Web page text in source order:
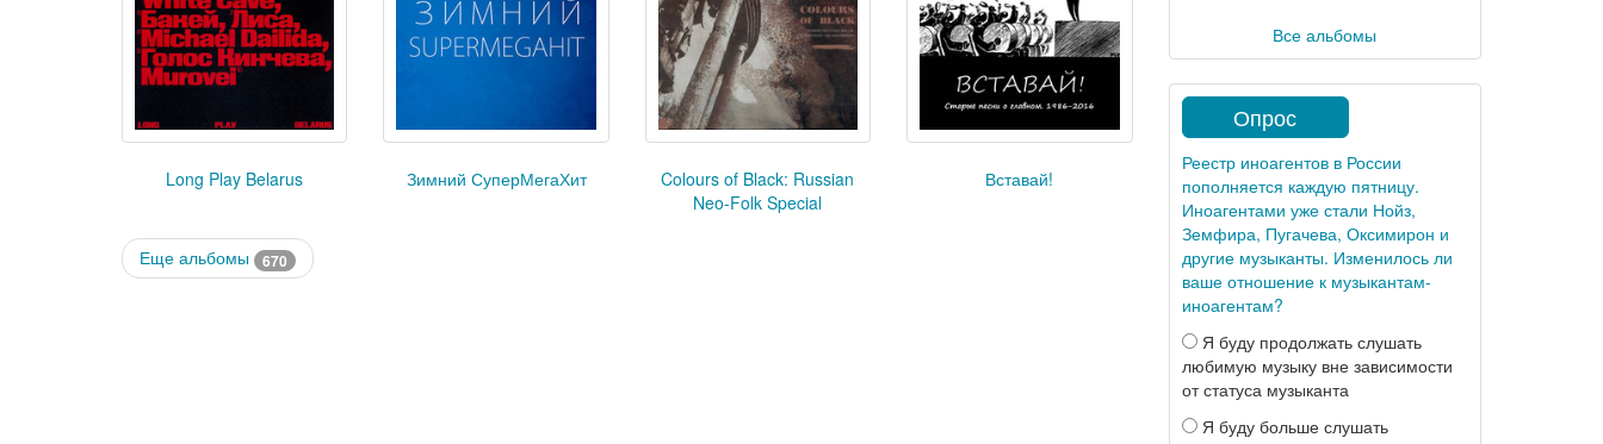
Long Play Belarus Зимний СуперМегаХит
Colours of Black: Russian
Neo-Folk Special
Вставай!
Еще альбомы 670
Все альбомы
Опрос
Реестр иноагентов в России
пополняется каждую пятницу.
Иноагентами уже стали Нойз,
Земфира, Пугачева, Оксимирон и
другие музыканты. Изменилось ли
ваше отношение к музыкантам-
иноагентам?
Я буду продолжать слушать
любимую музыку вне зависимости
от статуса музыканта
Я буду больше слушать